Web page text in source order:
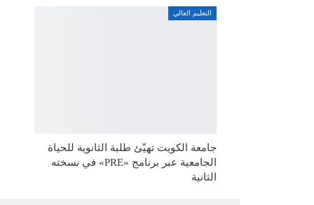
التعليم العالي
جامعة الكويت تهيّئ طلبة الثانوية للحياة
الجامعية عبر برنامج «PRE» في نسخته
الثانية